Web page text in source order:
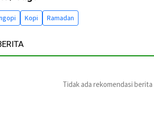
Kopi Ramadan
Tidak ada rekomendasi berita